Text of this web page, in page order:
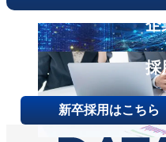
企
採
新卒採用はこちら